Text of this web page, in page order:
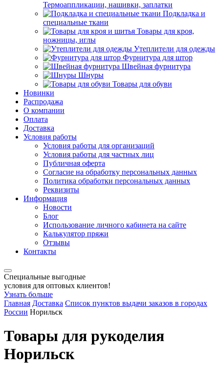
Термоаппликации, нашивки, заплатки
Подкладка и
специальные ткани
Товары для кроя,
ножницы, иглы
Утеплители для одежды
Фурнитура для штор
Швейная фурнитура
Шнуры
Товары для обуви
Новинки
Распродажа
О компании
Оплата
Доставка
Условия работы
Условия работы для организаций
Условия работы для частных лиц
Публичная оферта
Согласие на обработку персональных данных
Политика обработки персональных данных
Реквизиты
Информация
Новости
Блог
Использование личного кабинета на сайте
Калькулятор пряжи
Отзывы
Контакты
Специальные выгодные
условия для оптовых клиентов!
Узнать больше
Главная Доставка Список пунктов выдачи заказов в городах
России Норильск
Товары для рукоделия
Норильск